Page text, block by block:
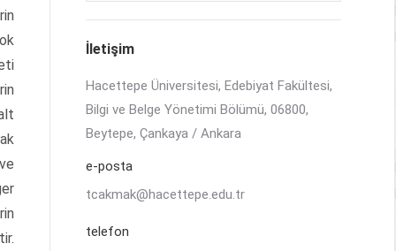
İletişim
Hacettepe Üniversitesi, Edebiyat Fakültesi,
Bilgi ve Belge Yönetimi Bölümü, 06800,
Beytepe, Çankaya / Ankara
e-posta
tcakmak@hacettepe.edu.tr
telefon